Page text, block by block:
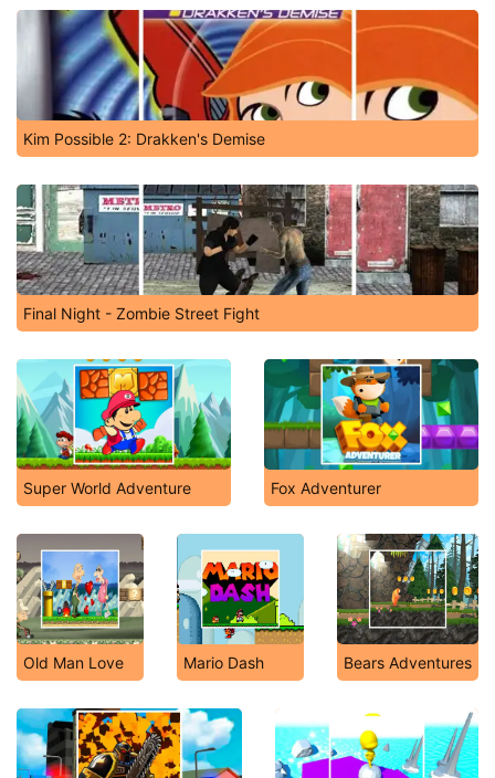
Kim Possible 2: Drakken's Demise
Final Night - Zombie Street Fight
Super World Adventure Fox Adventurer
Old Man Love Mario Dash Bears Adventures